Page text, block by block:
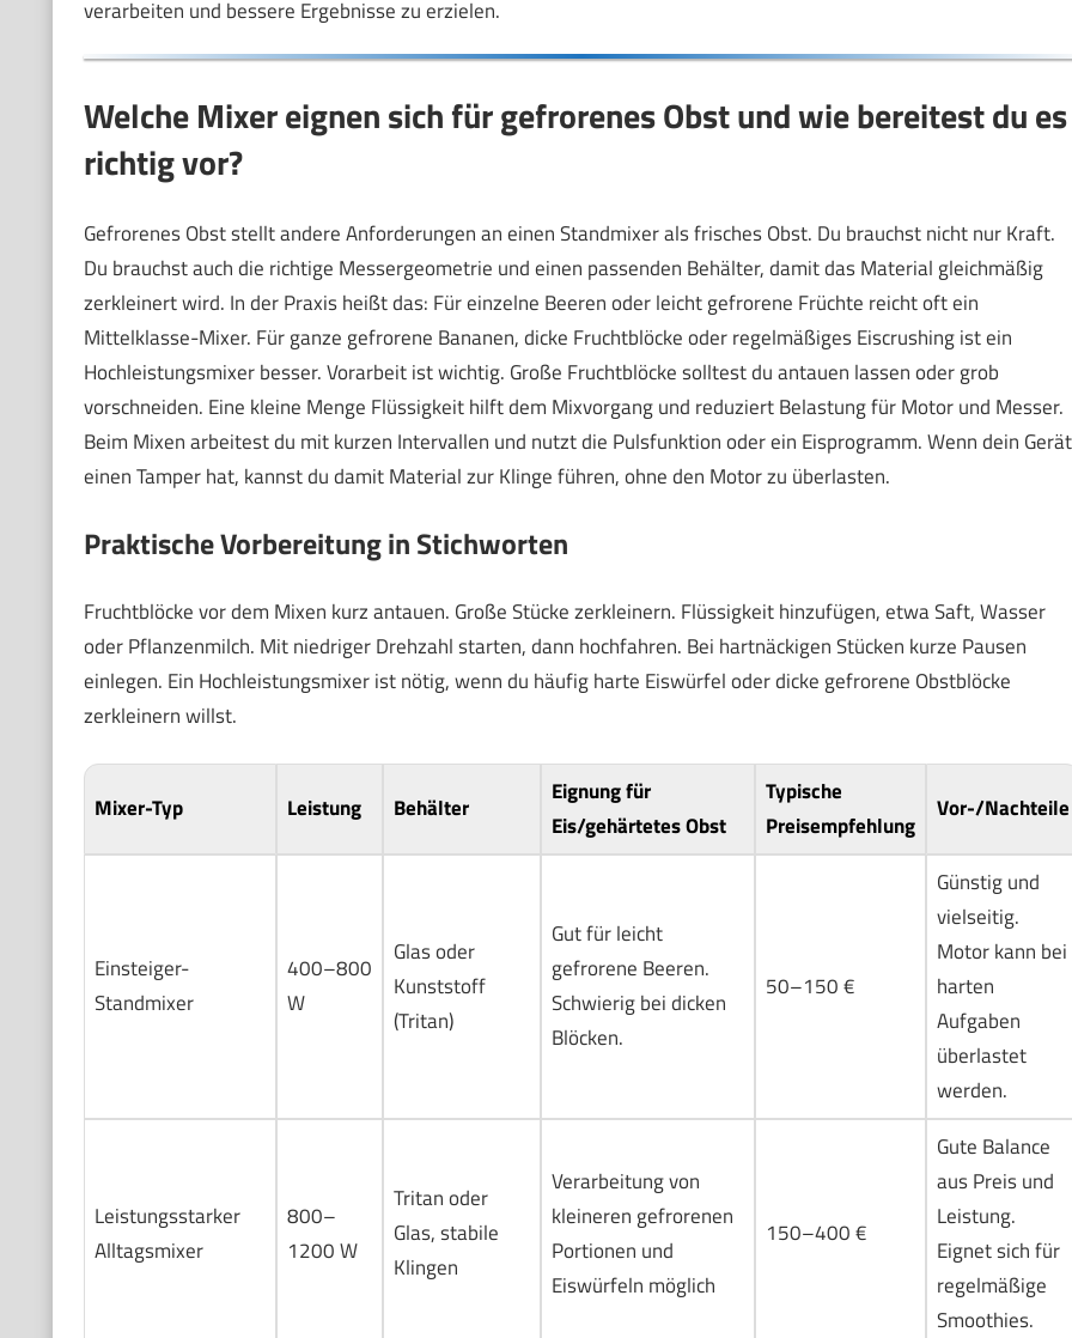
verarbeiten und bessere Ergebnisse zu erzielen.
Welche Mixer eignen sich für gefrorenes Obst und wie bereitest du es
richtig vor?
Gefrorenes Obst stellt andere Anforderungen an einen Standmixer als frisches Obst. Du brauchst nicht nur Kraft.
Du brauchst auch die richtige Messergeometrie und einen passenden Behälter, damit das Material gleichmäßig
zerkleinert wird. In der Praxis heißt das: Für einzelne Beeren oder leicht gefrorene Früchte reicht oft ein
Mittelklasse-Mixer. Für ganze gefrorene Bananen, dicke Fruchtblöcke oder regelmäßiges Eiscrushing ist ein
Hochleistungsmixer besser. Vorarbeit ist wichtig. Große Fruchtblöcke solltest du antauen lassen oder grob
vorschneiden. Eine kleine Menge Flüssigkeit hilft dem Mixvorgang und reduziert Belastung für Motor und Messer.
Beim Mixen arbeitest du mit kurzen Intervallen und nutzt die Pulsfunktion oder ein Eisprogramm. Wenn dein Gerät
einen Tamper hat, kannst du damit Material zur Klinge führen, ohne den Motor zu überlasten.
Praktische Vorbereitung in Stichworten
Fruchtblöcke vor dem Mixen kurz antauen. Große Stücke zerkleinern. Flüssigkeit hinzufügen, etwa Saft, Wasser
oder Pflanzenmilch. Mit niedriger Drehzahl starten, dann hochfahren. Bei hartnäckigen Stücken kurze Pausen
einlegen. Ein Hochleistungsmixer ist nötig, wenn du häufig harte Eiswürfel oder dicke gefrorene Obstblöcke
zerkleinern willst.
Mixer-Typ Leistung Behälter
Eignung für
Eis/gehärtetes Obst
Typische
Preisempfehlung
Vor-/Nachteile
Einsteiger-
Standmixer
400–800
W
Glas oder
Kunststoff
(Tritan)
Gut für leicht
gefrorene Beeren.
Schwierig bei dicken
Blöcken.
50–150 €
Günstig und
vielseitig.
Motor kann bei
harten
Aufgaben
überlastet
werden.
Leistungsstarker
Alltagsmixer
800–
1200 W
Tritan oder
Glas, stabile
Klingen
Verarbeitung von
kleineren gefrorenen
Portionen und
Eiswürfeln möglich
150–400 €
Gute Balance
aus Preis und
Leistung.
Eignet sich für
regelmäßige
Smoothies.